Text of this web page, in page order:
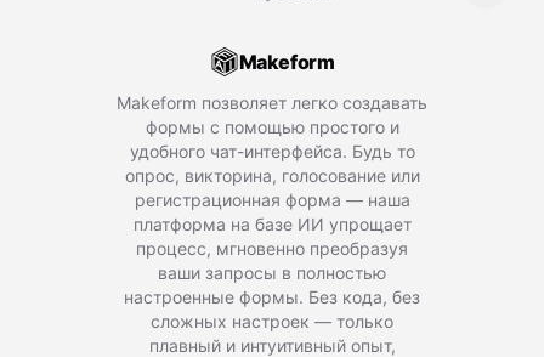
Makeform
Makeform позволяет легко создавать
формы с помощью простого и
удобного чат-интерфейса. Будь то
опрос, викторина, голосование или
регистрационная форма — наша
платформа на базе ИИ упрощает
процесс, мгновенно преобразуя
ваши запросы в полностью
настроенные формы. Без кода, без
сложных настроек — только
плавный и интуитивный опыт,